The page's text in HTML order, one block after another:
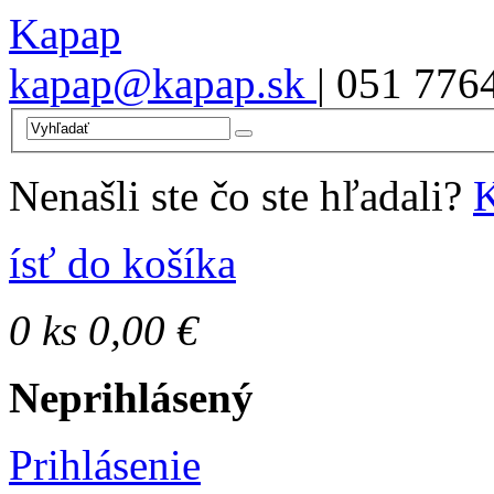
Kapap
kapap@kapap.sk | 051
Nenašli ste čo ste hľadali?
ísť do košíka
0 ks 0,00 €
Neprihlásený
Prihlásenie